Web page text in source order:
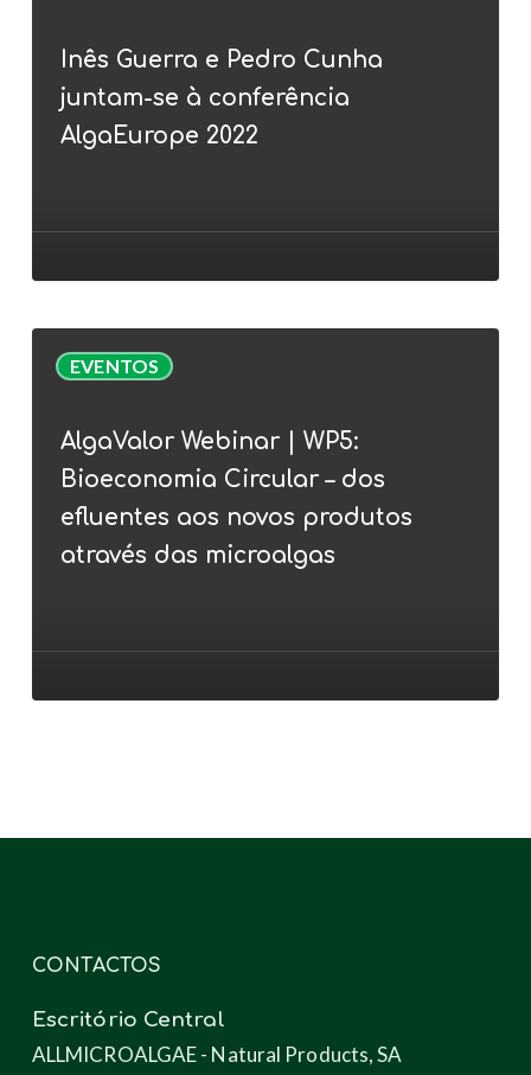
Pedro
Cunha
juntam-
conferência
AlgaEurope
Inês Guerra e Pedro Cunha
juntam-se à conferência
AlgaEurope 2022
EVENTOS
Webinar
WP5:
Bioeconomia
Circular
aos
AlgaValor Webinar | WP5:
Bioeconomia Circular – dos
efluentes aos novos produtos
através das microalgas
CONTACTOS
Escritório Central
ALLMICROALGAE - Natural Products, SA